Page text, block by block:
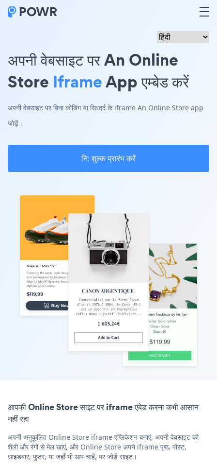
अपनी वेबसाइट पर An Online
Store IframeApp एम्बेड करें
अपनी वेबसाइट पर बिना कोडिंग या सिरदर्द के iframe An Online Store app
जोड़ें।
नि: शुल्क प्रारंभ करें
आपकी Online Store साइट पर iframe एंबेड करना कभी आसान
नहीं रहा
अपनी अनुकूलित Online Store iframe एप्लिकेशन बनाएं, अपनी वेबसाइट की
शैली और रंगों से मेल खाएं, और Online Store अपने iframe पृष्ठ, पोस्ट,
साइडबार, फुटर, या जहाँ भी आप चाहें, पर जोड़ें साइट।